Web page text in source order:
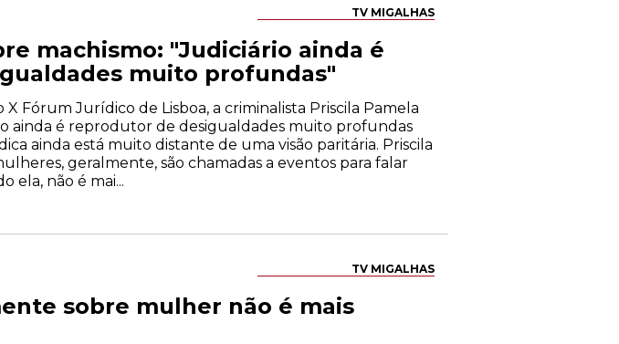
TV MIGALHAS
machismo: "Judiciário ainda é
muito profundas"
X Fórum Jurídico de Lisboa, a criminalista Priscila Pamela
ainda é reprodutor de desigualdades muito profundas
ainda está muito distante de uma visão paritária. Priscila
geralmente, são chamadas a eventos para falar
ela, não é mai...
TV MIGALHAS
sobre mulher não é mais